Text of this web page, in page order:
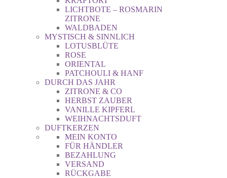
LICHTBOTE – ROSMARIN
ZITRONE
WALDBADEN
MYSTISCH & SINNLICH
LOTUSBLÜTE
ROSE
ORIENTAL
PATCHOULI & HANF
DURCH DAS JAHR
ZITRONE & CO
HERBST ZAUBER
VANILLE KIPFERL
WEIHNACHTSDUFT
DUFTKERZEN
MEIN KONTO
FÜR HÄNDLER
BEZAHLUNG
VERSAND
RÜCKGABE